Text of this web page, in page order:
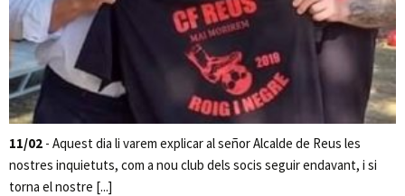
11/02 - Aquest dia li varem explicar al señor Alcalde de Reus les
nostres inquietuts, com a nou club dels socis seguir endavant, i si
torna el nostre [...]